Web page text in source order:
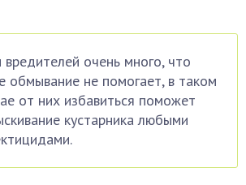
вредителей очень много, что
обмывание не помогает, в таком
от них избавиться поможет
кустарника любыми